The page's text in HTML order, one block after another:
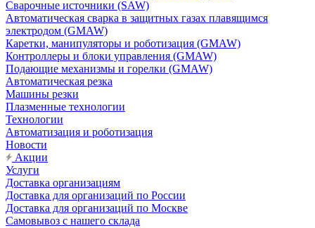
Сварочные источники (SAW)
Автоматическая сварка в защитных газах плавящимся
электродом (GMAW)
Каретки, манипуляторы и роботизация (GMAW)
Контроллеры и блоки управления (GMAW)
Подающие механизмы и горелки (GMAW)
Автоматическая резка
Машины резки
Плазменные технологии
Технологии
Автоматизация и роботизация
Новости
Акции
Услуги
Доставка организациям
Доставка для организаций по России
Доставка для организаций по Москве
Самовывоз с нашего склада